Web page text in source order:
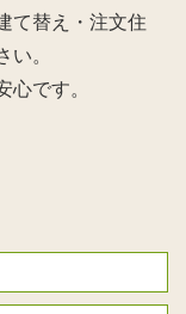
て替え・注文住
い。
心です。